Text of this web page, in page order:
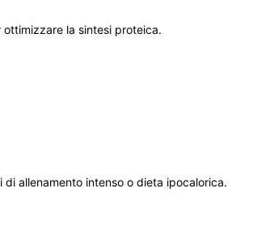
la sintesi proteica.
allenamento intenso o dieta ipocalorica.